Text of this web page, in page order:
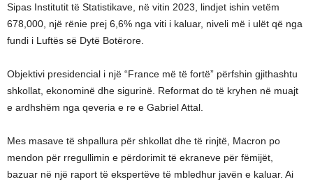
Sipas Institutit të Statistikave, në vitin 2023, lindjet ishin vetëm
678,000, një rënie prej 6,6% nga viti i kaluar, niveli më i ulët që nga
fundi i Luftës së Dytë Botërore.
Objektivi presidencial i një “France më të fortë” përfshin gjithashtu
shkollat, ekonominë dhe sigurinë. Reformat do të kryhen në muajt
e ardhshëm nga qeveria e re e Gabriel Attal.
Mes masave të shpallura për shkollat ​​dhe të rinjtë, Macron po
mendon për rregullimin e përdorimit të ekraneve për fëmijët,
bazuar në një raport të ekspertëve të mbledhur javën e kaluar. Ai